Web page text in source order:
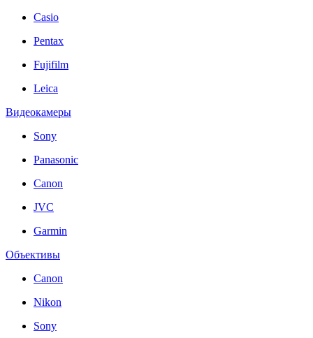
Casio
Pentax
Fujifilm
Leica
Видеокамеры
Sony
Panasonic
Canon
JVC
Garmin
Объективы
Canon
Nikon
Sony